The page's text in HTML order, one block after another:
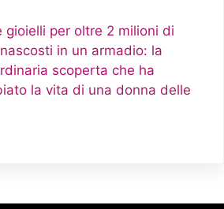
gioielli per oltre 2 milioni di
in un armadio: la
scoperta che ha
la vita di una donna delle